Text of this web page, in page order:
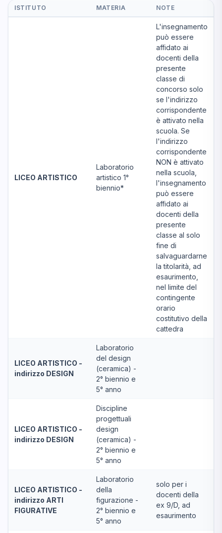
ISTITUTO MATERIA NOTE
LICEO ARTISTICO
Laboratorio
artistico 1°
biennio*
L'insegnamento
può essere
affidato ai
docenti della
presente
classe di
concorso solo
se l'indirizzo
corrispondente
è attivato nella
scuola. Se
l'indirizzo
corrispondente
NON è attivato
nella scuola,
l'insegnamento
può essere
affidato ai
docenti della
presente
classe al solo
fine di
salvaguardarne
la titolarità, ad
esaurimento,
nel limite del
contingente
orario
costitutivo della
cattedra
LICEO ARTISTICO -
indirizzo DESIGN
Laboratorio
del design
(ceramica) -
2° biennio e
5° anno
LICEO ARTISTICO -
indirizzo DESIGN
Discipline
progettuali
design
(ceramica) -
2° biennio e
5° anno
LICEO ARTISTICO -
indirizzo ARTI
FIGURATIVE
Laboratorio
della
figurazione -
2° biennio e
5° anno
solo per i
docenti della
ex 9/D, ad
esaurimento